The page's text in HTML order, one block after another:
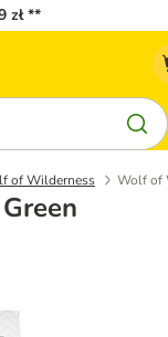
zł **
of Wilderness Wolf of